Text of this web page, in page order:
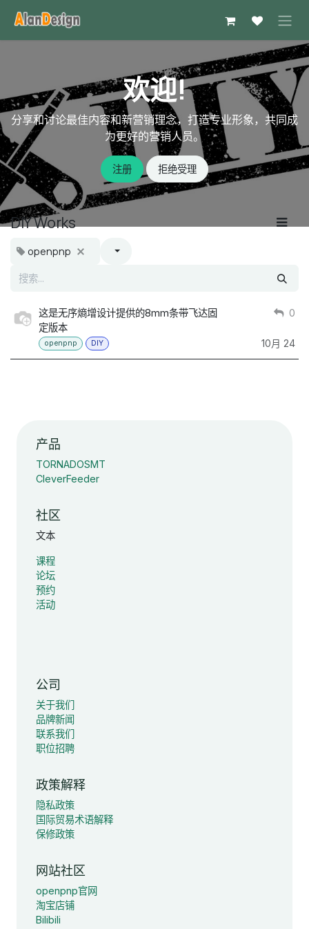
欢迎!
分享和讨论最佳内容和新营销理念，打造专业形象，共同成
为更好的营销人员。
注册 拒绝受理
DIY Works
openpnp
这是无序熵增设计提供的8mm条带飞达固
定版本
openpnp DIY
0
10月 24
产品
TORNADOSMT
CleverFeeder
社区
文本
课程
论坛
预约
活动
公司
关于我们
品牌新闻
联系我们
职位招聘
政策解释
隐私政策
国际贸易术语解释
保修政策
网站社区
openpnp官网
淘宝店铺
Bilibili